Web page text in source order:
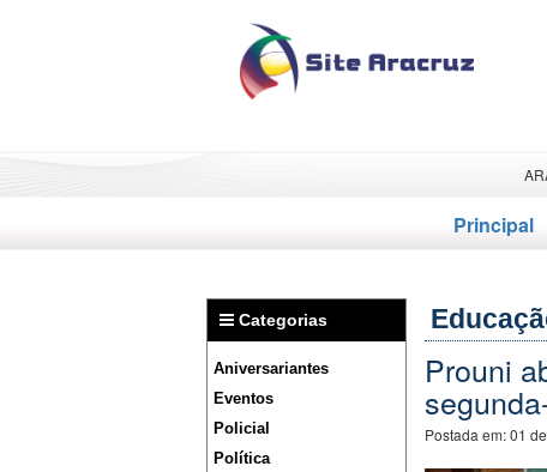
Principal
Categorias
Aniversariantes
Eventos
Policial
Política
Prouni
Postada em:01